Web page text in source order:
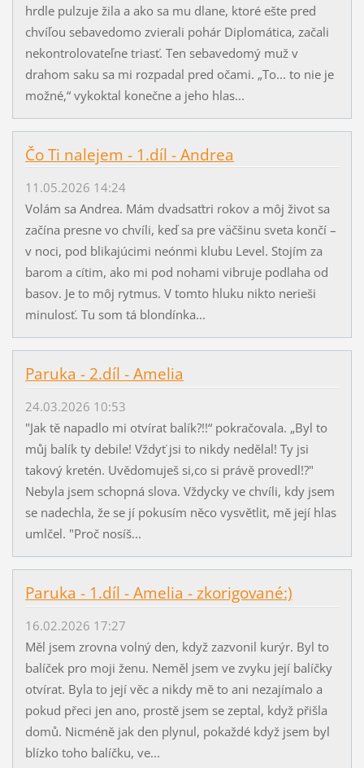
hrdle pulzuje žila a ako sa mu dlane, ktoré ešte pred
chvíľou sebavedomo zvierali pohár Diplomática, začali
nekontrolovateľne triasť. Ten sebavedomý muž v
drahom saku sa mi rozpadal pred očami. „To... to nie je
možné,“ vykoktal konečne a jeho hlas...
Čo Ti nalejem - 1.díl - Andrea
11.05.2026 14:24
Volám sa Andrea. Mám dvadsaťtri rokov a môj život sa
začína presne vo chvíli, keď sa pre väčšinu sveta končí –
v noci, pod blikajúcimi neónmi klubu Level. Stojím za
barom a cítim, ako mi pod nohami vibruje podlaha od
basov. Je to môj rytmus. V tomto hluku nikto nerieši
minulosť. Tu som tá blondínka...
Paruka - 2.díl - Amelia
24.03.2026 10:53
"Jak tě napadlo mi otvírat balík?!!“ pokračovala. „Byl to
můj balík ty debile! Vždyť jsi to nikdy nedělal! Ty jsi
takový kretén. Uvědomuješ si,co si právě provedl!?"
Nebyla jsem schopná slova. Vždycky ve chvíli, kdy jsem
se nadechla, že se jí pokusím něco vysvětlit, mě její hlas
umlčel. "Proč nosíš...
Paruka - 1.díl - Amelia - zkorigované:)
16.02.2026 17:27
Měl jsem zrovna volný den, když zazvonil kurýr. Byl to
balíček pro moji ženu. Neměl jsem ve zvyku její balíčky
otvírat. Byla to její věc a nikdy mě to ani nezajímalo a
pokud přeci jen ano, prostě jsem se zeptal, když přišla
domů. Nicméně jak den plynul, pokaždé když jsem byl
blízko toho balíčku, ve...